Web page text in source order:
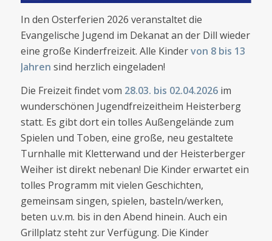
In den Osterferien 2026 veranstaltet die
Evangelische Jugend im Dekanat an der Dill wieder
eine große Kinderfreizeit. Alle Kindervon 8 bis 13
Jahren sind herzlich eingeladen!
Die Freizeit findet vom 28.03. bis 02.04.2026im
wunderschönen Jugendfreizeitheim Heisterberg
statt. Es gibt dort ein tolles Außengelände zum
Spielen und Toben, eine große, neu gestaltete
Turnhalle mit Kletterwand und der Heisterberger
Weiher ist direkt nebenan! Die Kinder erwartet ein
tolles Programm mit vielen Geschichten,
gemeinsam singen, spielen, basteln/werken,
beten u.v.m. bis in den Abend hinein. Auch ein
Grillplatz steht zur Verfügung. Die Kinder